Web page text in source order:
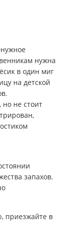
нужна
в один миг
на детской
но не стоит
запахов.
приезжайте в